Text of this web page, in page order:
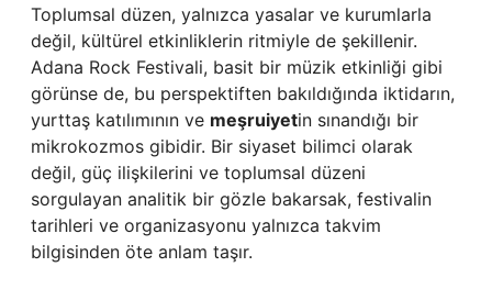
Toplumsal düzen, yalnızca yasalar ve kurumlarla
değil, kültürel etkinliklerin ritmiyle de şekillenir.
Adana Rock Festivali, basit bir müzik etkinliği gibi
görünse de, bu perspektiften bakıldığında iktidarın,
yurttaş katılımının ve meşruiyetin sınandığı bir
mikrokozmos gibidir. Bir siyaset bilimci olarak
değil, güç ilişkilerini ve toplumsal düzeni
sorgulayan analitik bir gözle bakarsak, festivalin
tarihleri ve organizasyonu yalnızca takvim
bilgisinden öte anlam taşır.